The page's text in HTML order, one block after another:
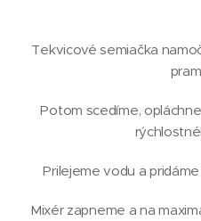
Tekvicové semiačka
Potom scedíme,
Prilejeme vodu a
Mixér zapneme a na